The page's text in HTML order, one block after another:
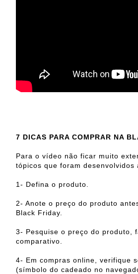
7 DICAS PARA COMPRAR NA
Para o vídeo não ficar muito
tópicos que foram desenvolvidos
1- Defina o produto.
2- Anote o preço do produto
Black Friday.
3- Pesquise o preço do produto,
comparativo.
4- Em compras online, verifique
(símbolo do cadeado no